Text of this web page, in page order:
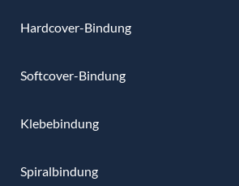
Hardcover-Bindung
Softcover-Bindung
Klebebindung
Spiralbindung